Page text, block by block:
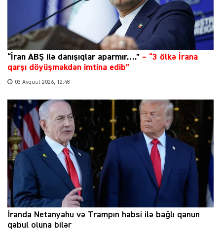
“İran ABŞ ilə danışıqlar aparmır….” – “3 ölkə İrana
qarşı döyüşməkdən imtina edib”
03 Avqust 2026, 12:48
İranda Netanyahu və Trampın həbsi ilə bağlı qanun
qəbul oluna bilər